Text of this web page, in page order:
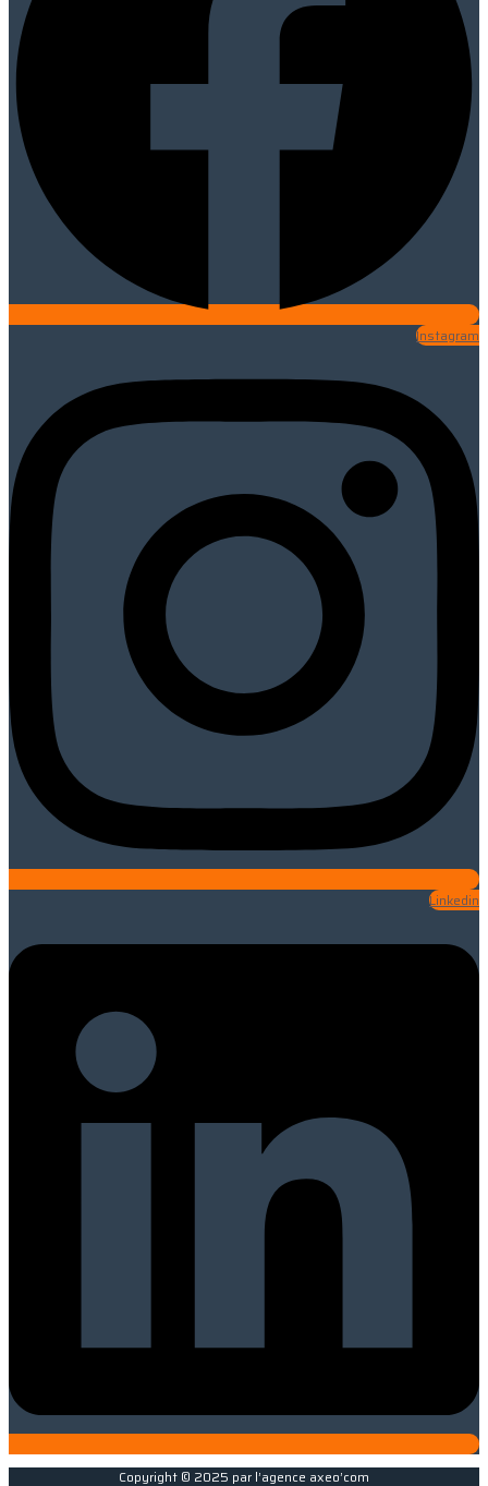
Instagram
Linkedin
Copyright © 2025 par l’agence axeo’com